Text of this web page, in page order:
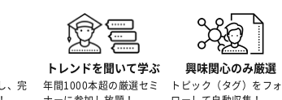
、完
トレンドを聞いて学ぶ
年間1000本超の厳選セミ
興味関心のみ厳選
トピック（タグ）をフォ